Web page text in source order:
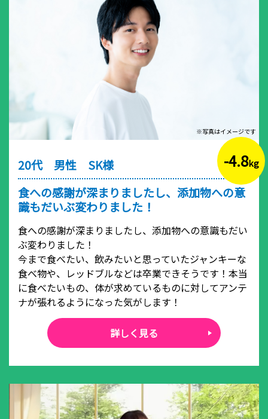
※写真はイメージです
-4.8kg
20代 男性 SK様
食への感謝が深まりましたし、添加物への意
識もだいぶ変わりました！
食への感謝が深まりましたし、添加物への意識もだい
ぶ変わりました！
今まで食べたい、飲みたいと思っていたジャンキーな
食べ物や、レッドブルなどは卒業できそうです！本当
に食べたいもの、体が求めているものに対してアンテ
ナが張れるようになった気がします！
詳しく見る